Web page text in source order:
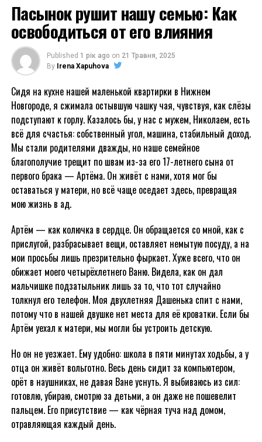
Пасынок рушит нашу семью: Как
освободиться от его влияния
Published 1 рік ago on 21 Травня, 2025
By Irena Xapuhova
Сидя на кухне нашей маленькой квартирки в Нижнем
Новгороде, я сжимала остывшую чашку чая, чувствуя, как слёзы
подступают к горлу. Казалось бы, у нас с мужем, Николаем, есть
всё для счастья: собственный угол, машина, стабильный доход.
Мы стали родителями дважды, но наше семейное
благополучие трещит по швам из-за его 17-летнего сына от
первого брака — Артёма. Он живёт с нами, хотя мог бы
оставаться у матери, но всё чаще оседает здесь, превращая
мою жизнь в ад.
Артём — как колючка в сердце. Он обращается со мной, как с
прислугой, разбрасывает вещи, оставляет немытую посуду, а на
мои просьбы лишь презрительно фыркает. Хуже всего, что он
обижает моего четырёхлетнего Ваню. Видела, как он дал
мальчишке подзатыльник лишь за то, что тот случайно
толкнул его телефон. Моя двухлетняя Дашенька спит с нами,
потому что в нашей двушке нет места для её кроватки. Если бы
Артём уехал к матери, мы могли бы устроить детскую.
Но он не уезжает. Ему удобно: школа в пяти минутах ходьбы, а у
отца он живёт вольготно. Весь день сидит за компьютером,
орёт в наушниках, не давая Ване уснуть. Я выбиваюсь из сил:
готовлю, убираю, смотрю за детьми, а он даже не пошевелит
пальцем. Его присутствие — как чёрная туча над домом,
отравляющая каждый день.